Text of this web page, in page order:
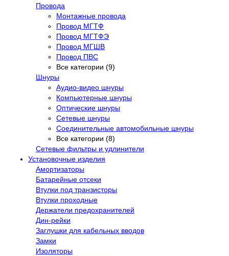
Провода
Монтажные провода
Провод МГТФ
Провод МГТФЭ
Провод МГШВ
Провод ПВС
Все категории (9)
Шнуры
Аудио-видео шнуры
Компьютерные шнуры
Оптические шнуры
Сетевые шнуры
Соединительные автомобильные шнуры
Все категории (8)
Сетевые фильтры и удлинители
Установочные изделия
Амортизаторы
Батарейные отсеки
Втулки под транзисторы
Втулки проходные
Держатели предохранителей
Дин-рейки
Заглушки для кабельных вводов
Замки
Изоляторы